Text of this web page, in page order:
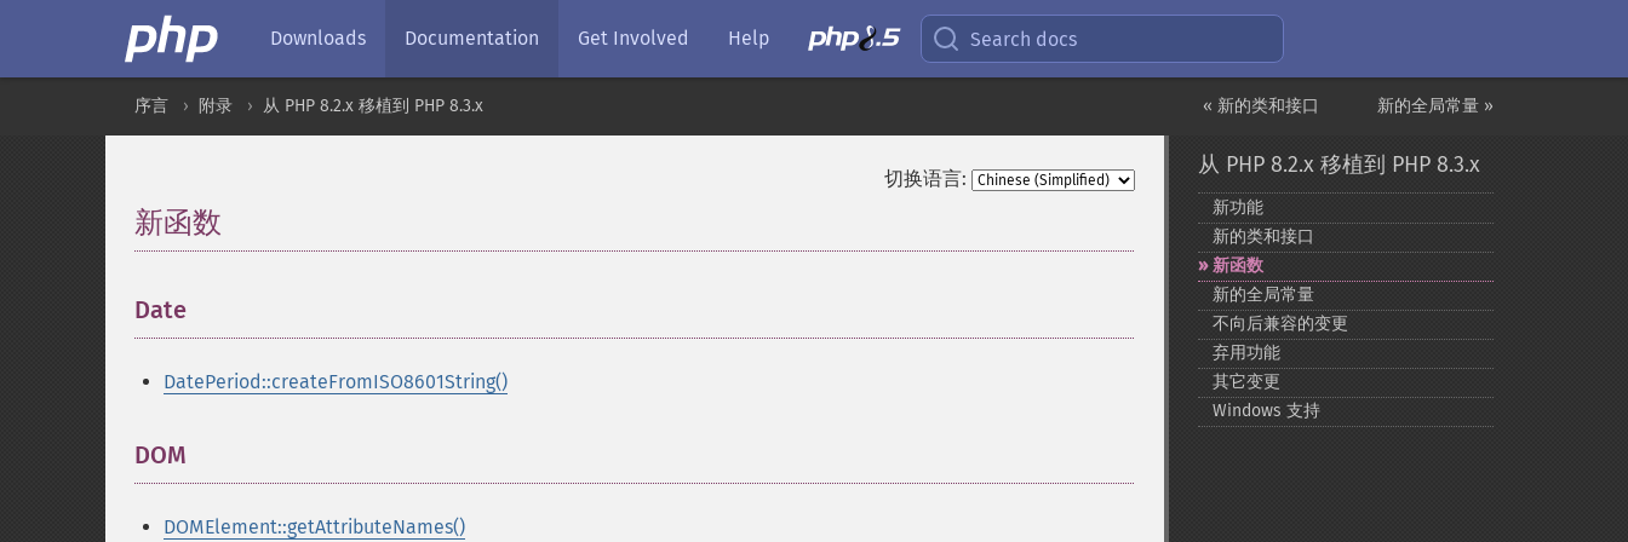
Downloads Documentation Get Involved Help Search docs
新的全局常量 »
« 新的类和接口
序言 附录 从 PHP 8.2.x 移植到 PHP 8.3.x
切换语言:
新函数
Date
DatePeriod::createFromISO8601String()
DOM
DOMElement::getAttributeNames()
从 PHP 8.2.x 移植到 PHP 8.3.x
新功能
新的类和接口
新函数
新的全局常量
不向后兼容的变更
弃用功能
其它变更
Windows 支持